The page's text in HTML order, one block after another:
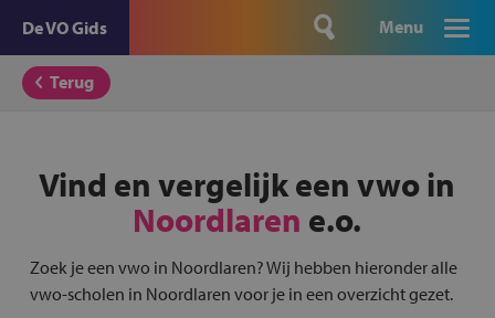
De VO Gids Menu
Terug
Vind en vergelijk een vwo in
Noordlaren e.o.
Zoek je een vwo in Noordlaren? Wij hebben hieronder alle
vwo-scholen in Noordlaren voor je in een overzicht gezet.